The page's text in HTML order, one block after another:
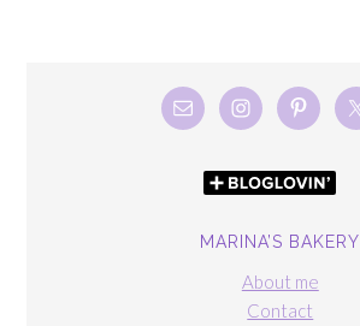
MARINA’S BAKERY
About me
Contact